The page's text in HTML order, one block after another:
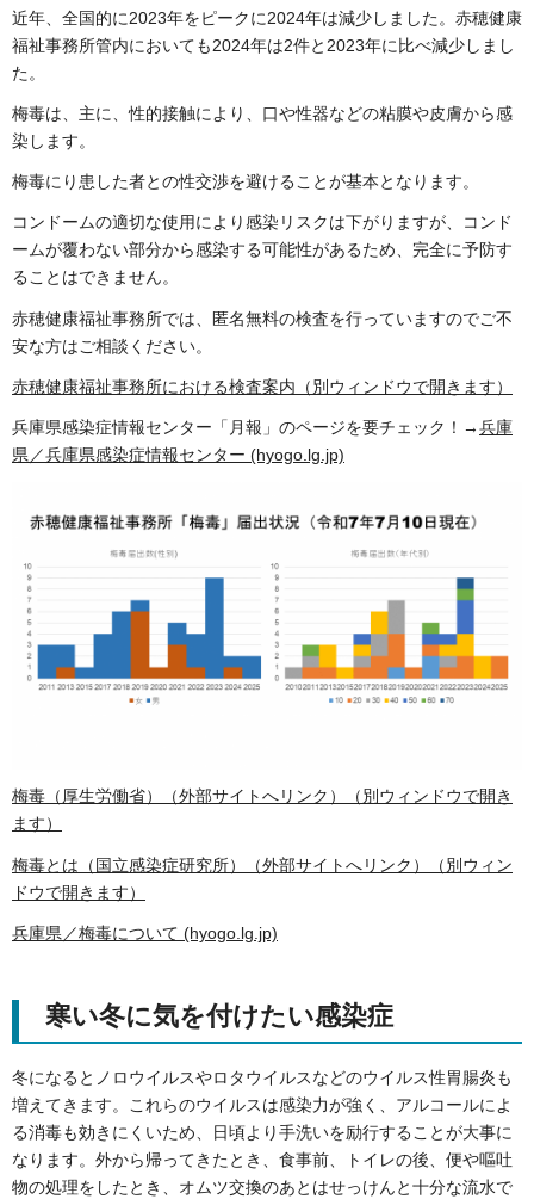
近年、全国的に2023年をピークに2024年は減少しました。赤穂健康
福祉事務所管内においても2024年は2件と2023年に比べ減少しまし
た。
梅毒は、主に、性的接触により、口や性器などの粘膜や皮膚から感
染します。
梅毒にり患した者との性交渉を避けることが基本となります。
コンドームの適切な使用により感染リスクは下がりますが、コンド
ームが覆わない部分から感染する可能性があるため、完全に予防す
ることはできません。
赤穂健康福祉事務所では、匿名無料の検査を行っていますのでご不
安な方はご相談ください。
赤穂健康福祉事務所における検査案内（別ウィンドウで開きます）
兵庫県感染症情報センター「月報」のページを要チェック！→兵庫
県／兵庫県感染症情報センター (hyogo.lg.jp)
梅毒（厚生労働省）（外部サイトへリンク）（別ウィンドウで開き
ます）
梅毒とは（国立感染症研究所）（外部サイトへリンク）（別ウィン
ドウで開きます）
兵庫県／梅毒について (hyogo.lg.jp)
寒い冬に気を付けたい感染症
冬になるとノロウイルスやロタウイルスなどのウイルス性胃腸炎も
増えてきます。これらのウイルスは感染力が強く、アルコールによ
る消毒も効きにくいため、日頃より手洗いを励行することが大事に
なります。外から帰ってきたとき、食事前、トイレの後、便や嘔吐
物の処理をしたとき、オムツ交換のあとはせっけんと十分な流水で